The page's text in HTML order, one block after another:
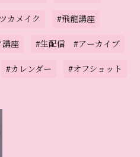
カメイク #飛龍講座
講座 #生配信 #アーカイブ
#カレンダー #オフショット